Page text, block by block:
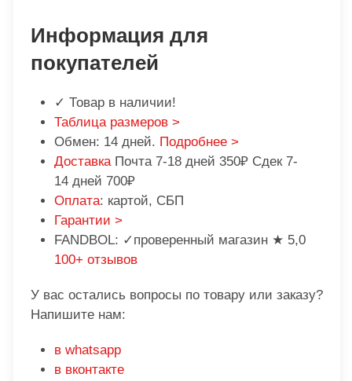
Информация для
покупателей
✓ Товар в наличии!
Таблица размеров >
Обмен: 14 дней. Подробнее >
Доставка Почта 7-18 дней 350₽ Сдек 7-
14 дней 700₽
Оплата: картой, СБП
Гарантии >
FANDBOL: ✓проверенный магазин ★ 5,0
100+ отзывов
У вас остались вопросы по товару или заказу?
Напишите нам:
в whatsapp
в вконтакте